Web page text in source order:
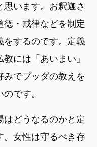
思います。お釈迦さ
徳・戒律などを制定
をするのです。定義
には「あいまい」
みでブッダの教えを
です。
はどうなるのかと定
。女性は守るべき存